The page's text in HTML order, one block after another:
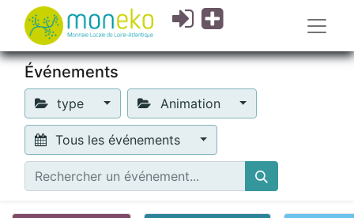
Événements
type Animation
Tous les événements